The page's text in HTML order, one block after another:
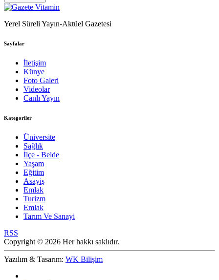
Yerel Süreli Yayın-Aktüel Gazetesi
Sayfalar
İletişim
Künye
Foto Galeri
Videolar
Canlı Yayın
Kategoriler
Üniversite
Sağlık
İlçe - Belde
Yaşam
Eğitim
Asayiş
Emlak
Turizm
Emlak
Tarım Ve Sanayi
RSS
Copyright © 2026 Her hakkı saklıdır.
Yazılım & Tasarım: WK Bilişim